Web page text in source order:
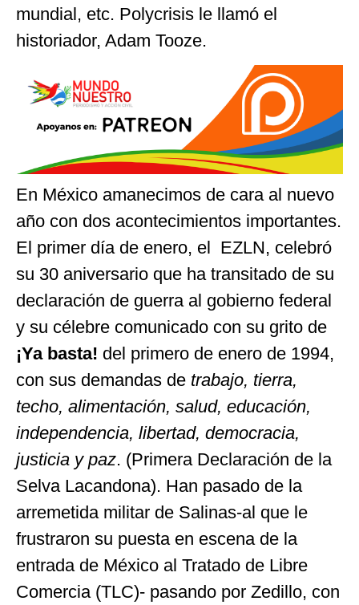
mundial, etc. Polycrisis le llamó el
historiador, Adam Tooze.
En México amanecimos de cara al nuevo
año con dos acontecimientos importantes.
El primer día de enero, el EZLN, celebró
su 30 aniversario que ha transitado de su
declaración de guerra al gobierno federal
y su célebre comunicado con su grito de
¡Ya basta! del primero de enero de 1994,
con sus demandas de trabajo, tierra,
techo, alimentación, salud, educación,
independencia, libertad, democracia,
justicia y paz. (Primera Declaración de la
Selva Lacandona). Han pasado de la
arremetida militar de Salinas-al que le
frustraron su puesta en escena de la
entrada de México al Tratado de Libre
Comercia (TLC)- pasando por Zedillo, con